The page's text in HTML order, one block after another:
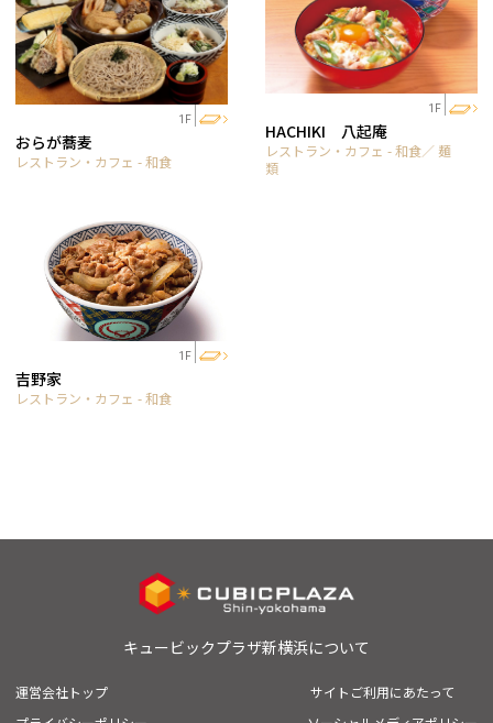
1F
おらが蕎麦
レストラン・カフェ - 和食
1F
HACHIKI 八起庵
レストラン・カフェ - 和食／ 麺
類
1F
吉野家
レストラン・カフェ - 和食
キュービックプラザ新横浜について
運営会社トップ
サイトご利用にあたって